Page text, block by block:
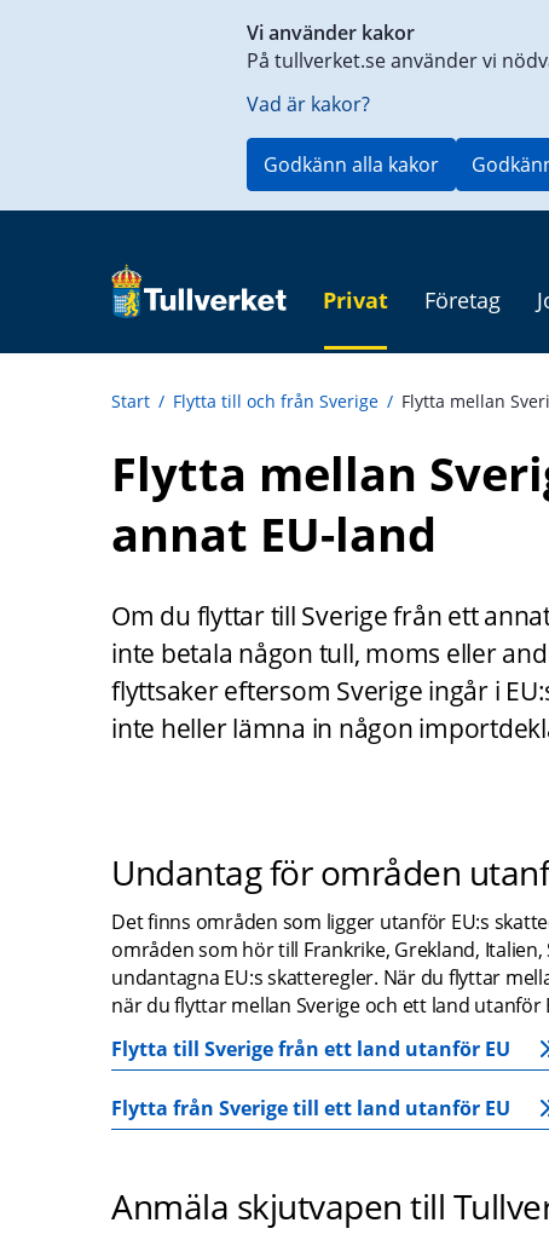
Vi använder kakor
På tullverket.se använder vi
Vad är kakor?
Godkänn alla kakor
Privat Företag
Start / Flytta till och från Sverige / Flytta mellan
Flytta mellan
annat EU-land
Om du flyttar till Sverige från ett
inte betala någon tull, moms eller
flyttsaker eftersom Sverige ingår i
inte heller lämna in någon
Undantag för områden
Det finns områden som ligger utanför EU:s
områden som hör till Frankrike, Grekland,
undantagna EU:s skatteregler. När du flyttar
när du flyttar mellan Sverige och ett land utanför
Flytta till Sverige från ett land utanför EU
Flytta från Sverige till ett land utanför EU
Anmäla skjutvapen till